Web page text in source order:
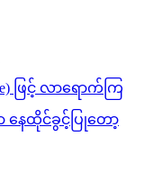
ဖြင့် လာရောက်ကြ
နေထိုင်ခွင့်ပြုတော့